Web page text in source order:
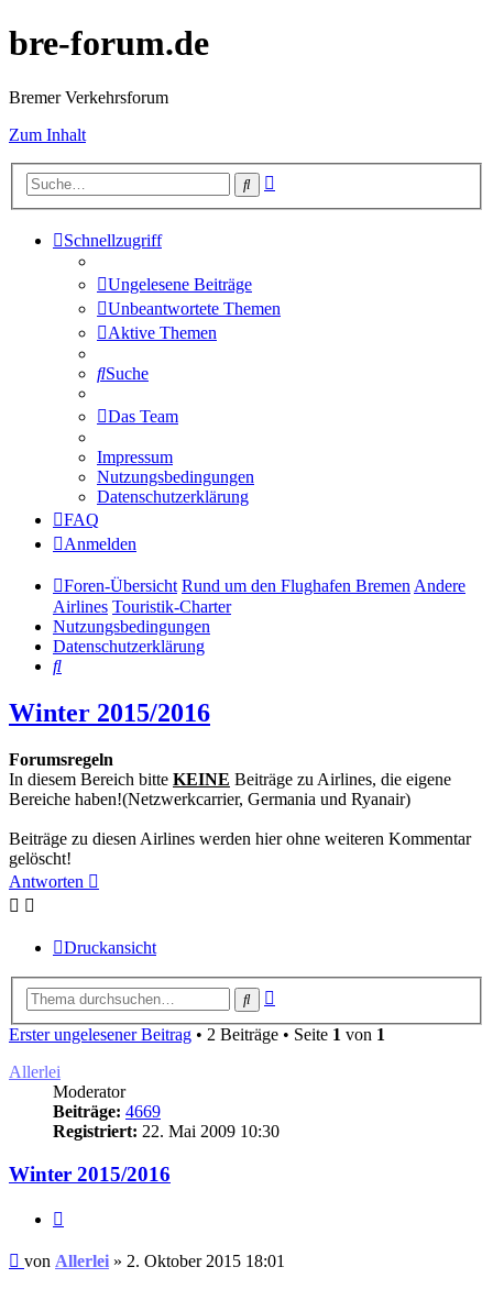
bre-forum.de
Bremer Verkehrsforum
Zum Inhalt
Suche
Schnellzugriff
Ungelesene Beiträge
Unbeantwortete Themen
Aktive Themen
Suche
Das Team
Impressum
Nutzungsbedingungen
Datenschutzerklärung
FAQ
Anmelden
Foren-Übersicht Rund um den Flughafen BremenAndere
Airlines Touristik-Charter
Nutzungsbedingungen
Datenschutzerklärung
Suche
Winter 2015/2016
Forumsregeln
In diesem Bereich bitte KEINE Beiträge zu Airlines, die eigene
Bereiche haben!(Netzwerkcarrier, Germania und Ryanair)
Beiträge zu diesen Airlines werden hier ohne weiteren Kommentar
gelöscht!
Antworten
Druckansicht
Suche
Erster ungelesener Beitrag • 2 Beiträge • Seite 1 von 1
Allerlei
Moderator
Beiträge: 4669
Registriert: 22. Mai 2009 10:30
Winter 2015/2016
Ungelesener
von Allerlei » 2. Oktober 2015 18:01